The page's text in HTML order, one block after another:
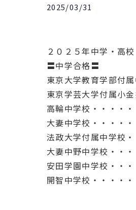
2025/03/31
２０２５年中学・高
〓中学合格〓
東京大学教育学部付
東京学芸大学付属小
高輪中学校・・・・
大妻中学校・・・・
法政大学付属中学校
大妻中野中学校・・
安田学園中学校・・
開智中学校・・・・